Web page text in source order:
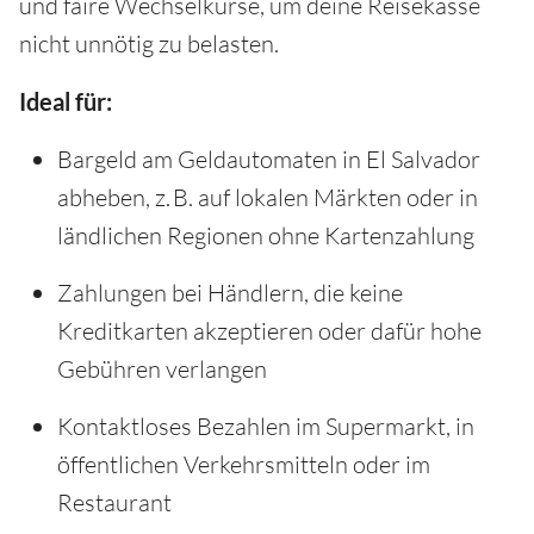
nicht unnötig zu belasten.
Ideal für:
Bargeld am Geldautomaten in El Salvador
abheben, z. B. auf lokalen Märkten oder in
ländlichen Regionen ohne Kartenzahlung
Zahlungen bei Händlern, die keine
Kreditkarten akzeptieren oder dafür hohe
Gebühren verlangen
Kontaktloses Bezahlen im Supermarkt, in
öffentlichen Verkehrsmitteln oder im
Restaurant